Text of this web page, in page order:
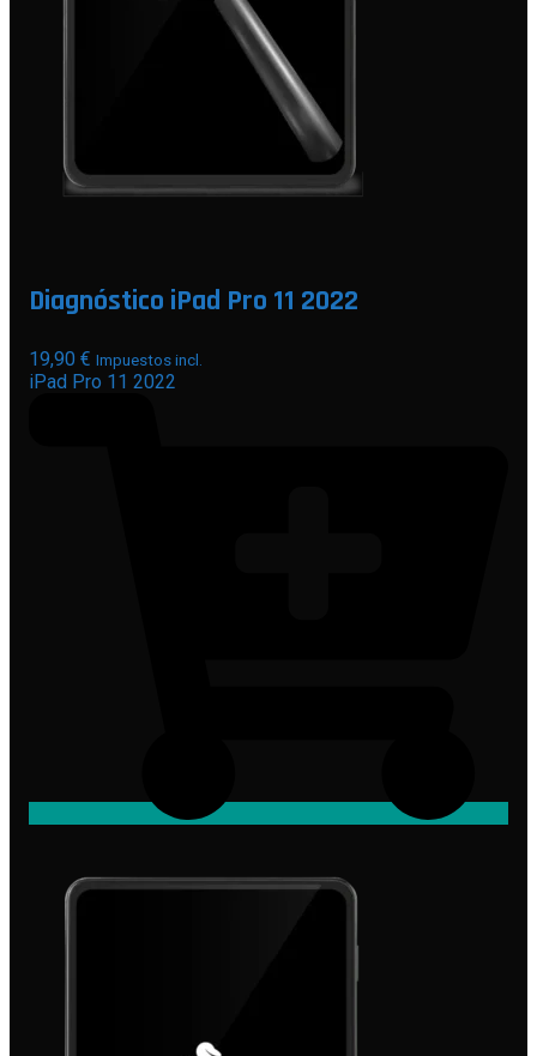
Diagnóstico iPad Pro 11 2022
19,90 € Impuestos incl.
iPad Pro 11 2022